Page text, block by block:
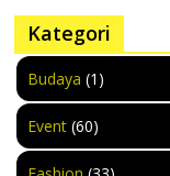
Kategori
Budaya (1)
Event (60)